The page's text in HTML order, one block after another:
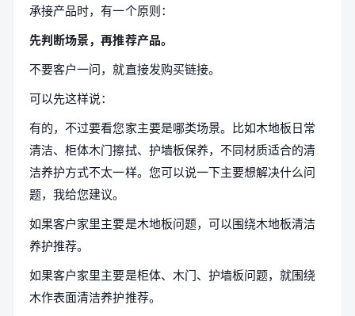
承接产品时，有一个原则：
先判断场景，再推荐产品。
不要客户一问，就直接发购买链接。
可以先这样说：
有的，不过要看您家主要是哪类场景。比如木地板日常
清洁、柜体木门擦拭、护墙板保养，不同材质适合的清
洁养护方式不太一样。您可以说一下主要想解决什么问
题，我给您建议。
如果客户家里主要是木地板问题，可以围绕木地板清洁
养护推荐。
如果客户家里主要是柜体、木门、护墙板问题，就围绕
木作表面清洁养护推荐。